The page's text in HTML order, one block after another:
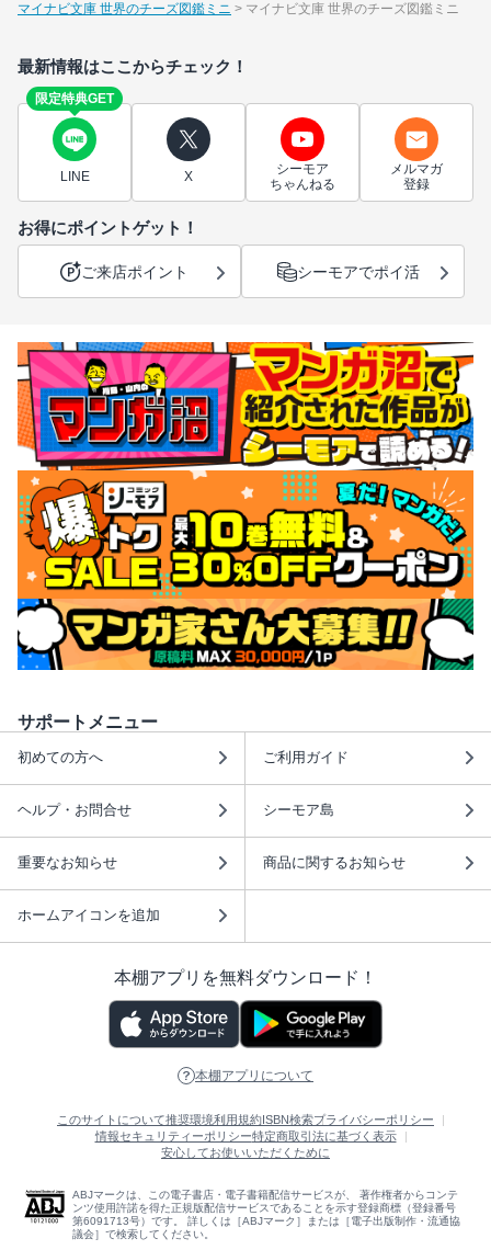
マイナビ文庫 世界のチーズ図鑑ミニ
マイナビ文庫 世界のチーズ図鑑ミニ
最新情報はここからチェック！
限定特典GET
LINE X
シーモア
ちゃんねる
メルマガ
登録
お得にポイントゲット！
ご来店ポイント シーモアでポイ活
サポートメニュー
初めての方へ ご利用ガイド
ヘルプ・お問合せ シーモア島
重要なお知らせ 商品に関するお知らせ
ホームアイコンを追加
本棚アプリを無料ダウンロード！
本棚アプリについて
このサイトについて推奨環境利用規約 ISBN検索プライバシーポリシー
情報セキュリティーポリシー特定商取引法に基づく表示
安心してお使いいただくために
ABJマークは、この電子書店・電子書籍配信サービスが、 著作権者からコンテ
ンツ使用許諾を得た正規版配信サービスであることを示す登録商標（登録番号
第6091713号）です。 詳しくは［ABJマーク］または［電子出版制作・流通協
議会］で検索してください。